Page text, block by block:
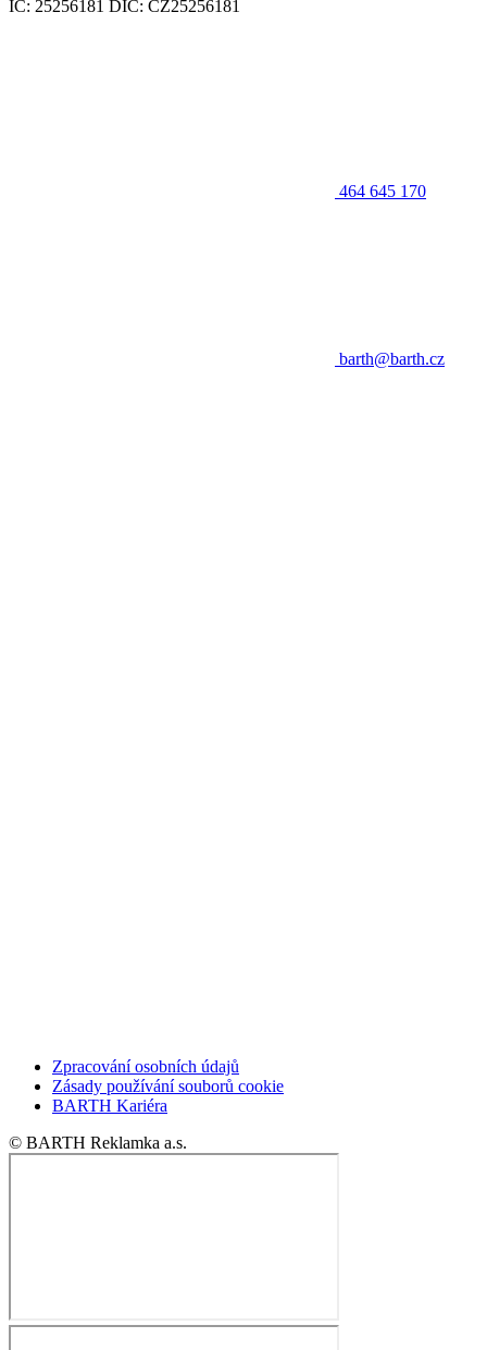
IČ: 25256181 DIČ: CZ25256181
464 645 170
barth@barth.cz
Zpracování osobních údajů
Zásady používání souborů cookie
BARTH Kariéra
© BARTH Reklamka a.s.